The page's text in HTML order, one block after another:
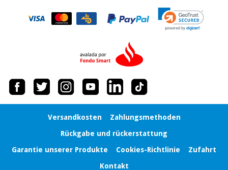
Versandkosten
Zahlungsmethoden
Rückgabe und rückerstattung
Garantie unserer Produkte
Cookies-Richtlinie
Zufahrt
Kontakt